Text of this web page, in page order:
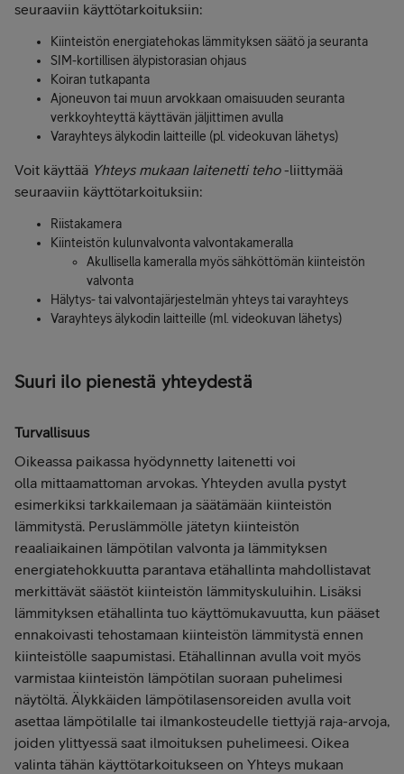
seuraaviin käyttötarkoituksiin:
Kiinteistön energiatehokas lämmityksen säätö ja seuranta
SIM-kortillisen älypistorasian ohjaus
Koiran tutkapanta
Ajoneuvon tai muun arvokkaan omaisuuden seuranta
verkkoyhteyttä käyttävän jäljittimen avulla
Varayhteys älykodin laitteille (pl. videokuvan lähetys)
Voit käyttää Yhteys mukaan laitenetti teho-liittymää
seuraaviin käyttötarkoituksiin:
Riistakamera
Kiinteistön kulunvalvonta valvontakameralla
Akullisella kameralla myös sähköttömän kiinteistön
valvonta
Hälytys- tai valvontajärjestelmän yhteys tai varayhteys
Varayhteys älykodin laitteille (ml. videokuvan lähetys)
Suuri ilo pienestä yhteydestä
Turvallisuus
Oikeassa paikassa hyödynnetty laitenetti voi
olla mittaamattoman arvokas. Yhteyden avulla pystyt
esimerkiksi tarkkailemaan ja säätämään kiinteistön
lämmitystä. Peruslämmölle jätetyn kiinteistön
reaaliaikainen lämpötilan valvonta ja lämmityksen
energiatehokkuutta parantava etähallinta mahdollistavat
merkittävät säästöt kiinteistön lämmityskuluihin. Lisäksi
lämmityksen etähallinta tuo käyttömukavuutta, kun pääset
ennakoivasti tehostamaan kiinteistön lämmitystä ennen
kiinteistölle saapumistasi. Etähallinnan avulla voit myös
varmistaa kiinteistön lämpötilan suoraan puhelimesi
näytöltä. Älykkäiden lämpötilasensoreiden avulla voit
asettaa lämpötilalle tai ilmankosteudelle tiettyjä raja-arvoja,
joiden ylittyessä saat ilmoituksen puhelimeesi. Oikea
valinta tähän käyttötarkoitukseen on Yhteys mukaan